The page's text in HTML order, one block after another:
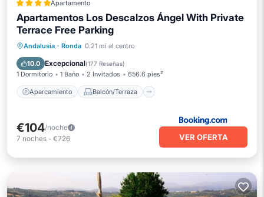
Apartamento
Apartamentos Los Descalzos Ángel With Private
Terrace Free Parking
Andalusia · Ronda 0.21 mi al centro
10.0 Excepcional(177 Reseñas)
1 Dormitorio 1 Baño 2 Invitados 656.6 pies²
Aparcamiento Balcón/Terraza
Aparcamiento
Balcón/Terraza
Aire acondicionado
€104/noche
7 noches - €726 VER OFERTA